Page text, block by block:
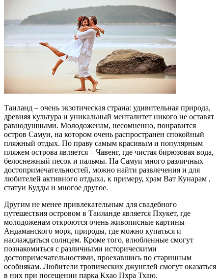
Таиланд – очень экзотическая страна: удивительная природа,
древняя культура и уникальный менталитет никого не оставят
равнодушными. Молодоженам, несомненно, понравится
остров Самуи, на котором очень распространен спокойный
пляжный отдых. По праву самым красивым и популярным
пляжем острова является – Чавенг, где чистая бирюзовая вода,
белоснежный песок и пальмы. На Самуи много различных
достопримечательностей, можно найти развлечения и для
любителей активного отдыха, к примеру, храм Ват Кунарам ,
статуи Будды и многое другое.
Другим не менее привлекательным для свадебного
путешествия островом в Таиланде является Пхукет, где
молодоженам откроются очень живописные картины
Андаманского моря, природы, где можно купаться и
наслаждаться солнцем. Кроме того, влюбленные смогут
познакомиться с различными историческими
достопримечательностями, проехавшись по старинным
особнякам. Любители тропических джунглей смогут оказаться
в них при посещении парка Кхао Пхра Тхаю.